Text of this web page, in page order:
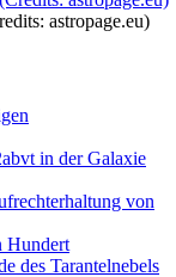
astropage.eu)
in der Galaxie
von
Hundert
des Tarantelnebels